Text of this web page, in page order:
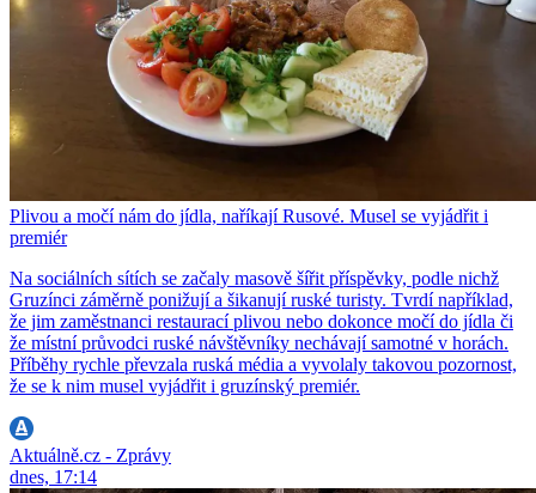
Plivou a močí nám do jídla, naříkají Rusové. Musel se vyjádřit i
premiér
Na sociálních sítích se začaly masově šířit příspěvky, podle nichž
Gruzínci záměrně ponižují a šikanují ruské turisty. Tvrdí například,
že jim zaměstnanci restaurací plivou nebo dokonce močí do jídla či
že místní průvodci ruské návštěvníky nechávají samotné v horách.
Příběhy rychle převzala ruská média a vyvolaly takovou pozornost,
že se k nim musel vyjádřit i gruzínský premiér.
Aktuálně.cz - Zprávy
dnes, 17:14